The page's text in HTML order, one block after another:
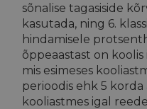
sõnalise tagasiside
kasutada, ning 6.
hindamisele
õppeaastast on koolis
mis esimeses
perioodis ehk 5 korda
kooliastmes igal